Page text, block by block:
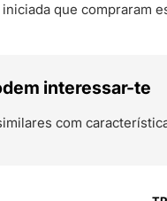
que compraram
interessar-te
com